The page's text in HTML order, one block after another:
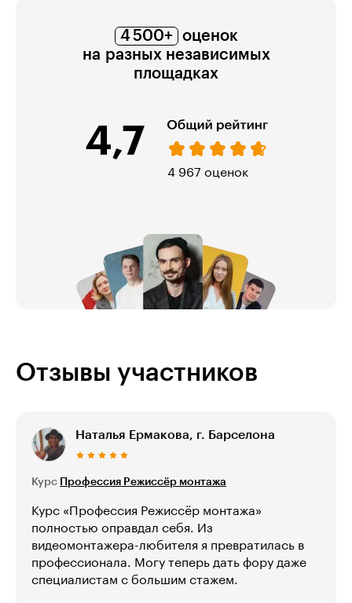
4 500+
оценок
на разных независимых
площадках
4,7
974 оценки
Отзывы участников
Наталья Ермакова, г. Барселона
Курс Профессия Режиссёр монтажа
Курс «Профессия Режиссёр монтажа»
полностью оправдал себя. Из
видеомонтажера-любителя я превратилась в
профессионала. Могу теперь дать фору даже
специалистам с большим стажем.